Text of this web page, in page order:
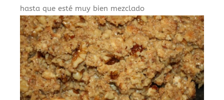
hasta que esté muy bien mezclado